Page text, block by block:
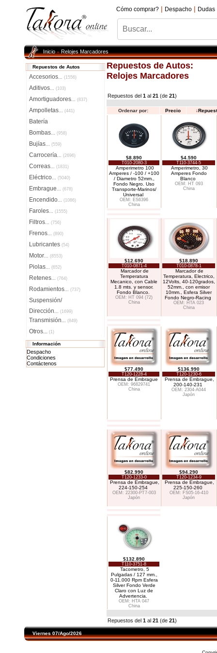
Cómo comprar? | Despacho | Dudas
Inicio»Relojes Marcadores
Repuestos de Autos
Accesorios... (1556)
Aditivos... (103)
Amortiguadores... (837)
Ampolletas... (441)
Batería
Bombas... (958)
Bujías... (559)
Carrocería... (2696)
Correas... (1831)
Eléctrico... (5040)
Embrague... (678)
Encendido... (1086)
Faroles... (1555)
Filtros... (756)
Frenos... (890)
Lubricantes (54)
Motor... (8553)
Piolas... (652)
Retenes... (764)
Rodamientos... (737)
Suspensión/
Dirección... (1699)
Transmisión... (849)
Otros... (1)
Información
Despacho
Condiciones
Contáctenos
Repuestos de Autos:
Relojes Marcadores
Repuestos del 1 al 21 (de 21)
Ordenar por: Precio ↓
$8.890
T010-2080-3
Amperimetro 100
Amperes / -100 / +100
/ Diametro 52mm.,
Fondo Negro. Uso
Transporte-Marinos/
Universal
OEM: ES6396
China
$4.590
T110-3744-5
Amperimetro, 30
Amperes Fondo
Blanco
OEM: HT 093
China
$12.690
T010-0871-4
Marcador de
Temperatura
Mecanico, con Cable
1.8 mts. y sensor.
Fondo Blanco.
OEM: HT 094 (72)
China
$18.890
T010-0878-1
Marcador de
Temperatura, Electrico,
12Volts, 40-120grados,
52mm., con emisor
10mm., Esfera Silver
Fondo Negro-Racing
OEM: HTA 023
China
$77.490
T120-1228-4
Prensa de Embrague
OEM: 96829741
China
$136.990
T120-1230-6
Prensa de Embrague,
200-140-231
OEM: 2304-A044
Japón
$82.990
T120-1233-0
Prensa de Embrague,
224-150-254
OEM: 22300-PT7-003
Japón
$94.290
T120-1234-9
Prensa de Embrague,
225-150-260
OEM: FS05-16-410
Japón
$132.890
T110-3751-8
Tacometro, 5
Pulgadas / 127 mm.,
0-11.000 Rpm Esfera
Silver Fondo Verde
Claro con Luz de
Advertencia.
OEM: HTA 047
China
Repuestos del 1 al 21 (de 21)
Viernes 07/Ago/2026